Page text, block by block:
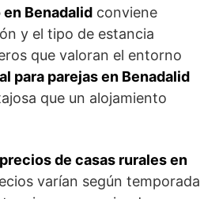
Benadalid conviene
y el tipo de estancia
que valoran el entorno
para parejas en Benadalid
que un alojamiento
precios de casas rurales en
varían según temporada